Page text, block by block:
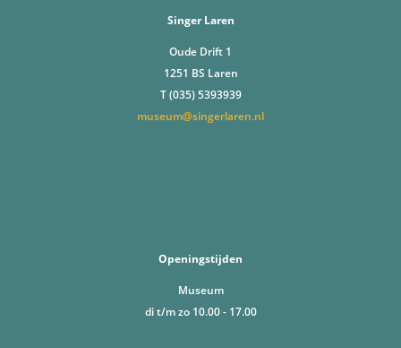
Singer Laren
Oude Drift 1
1251 BS Laren
T (035) 5393939
museum@singerlaren.nl
Openingstijden
Museum
di t/m zo 10.00 - 17.00